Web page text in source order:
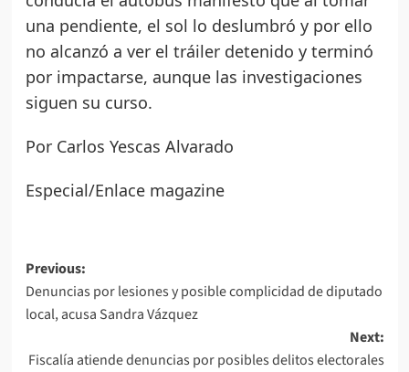
una pendiente, el sol lo deslumbró y por ello
no alcanzó a ver el tráiler detenido y terminó
por impactarse, aunque las investigaciones
siguen su curso.
Por Carlos Yescas Alvarado
Especial/Enlace magazine
Post
navigation
Previous:
Denuncias por lesiones y posible complicidad de diputado
local, acusa Sandra Vázquez
Next:
Fiscalía atiende denuncias por posibles delitos electorales